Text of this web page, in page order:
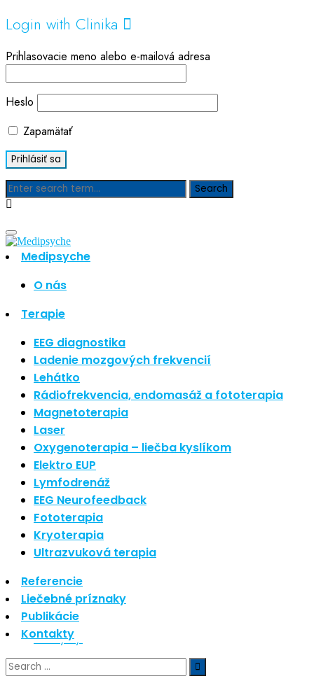
Login with Clinika
Prihlasovacie meno alebo e-mailová adresa
Heslo
Zapamätať
Medipsyche
O nás
Terapie
EEG diagnostika
Ladenie mozgových frekvencií
Lehátko
Rádiofrekvencia, endomasáž a fototerapia
Magnetoterapia
Laser
Oxygenoterapia – liečba kyslíkom
Elektro EUP
Lymfodrenáž
EEG Neurofeedback
Fototerapia
Kryoterapia
Ultrazvuková terapia
Referencie
Liečebné príznaky
Publikácie
Kontakty
Blog
Hľadať
Najnovšie články
Nové polarizované svetlo
So psoriázou netreba žiť
Rozšírenie služieb
Hudba a vývoj mozgu
Najnovšie komentáre
Žiadne komentáre na zobrazenie.
Archív
september 2021
apríl 2021
august 2020
Kategórie
Nezaradené
Skin Care
Zdravý štýl